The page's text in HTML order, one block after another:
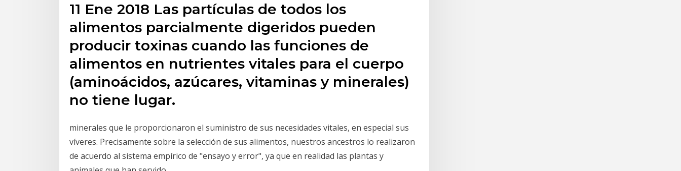
11 Ene 2018 Las partículas de todos los
alimentos parcialmente digeridos pueden
producir toxinas cuando las funciones de
alimentos en nutrientes vitales para el cuerpo
(aminoácidos, azúcares, vitaminas y minerales)
no tiene lugar.
minerales que le proporcionaron el suministro de sus necesidades vitales, en especial sus
víveres. Precisamente sobre la selección de sus alimentos, nuestros ancestros lo realizaron
de acuerdo al sistema empírico de "ensayo y error", ya que en realidad las plantas y